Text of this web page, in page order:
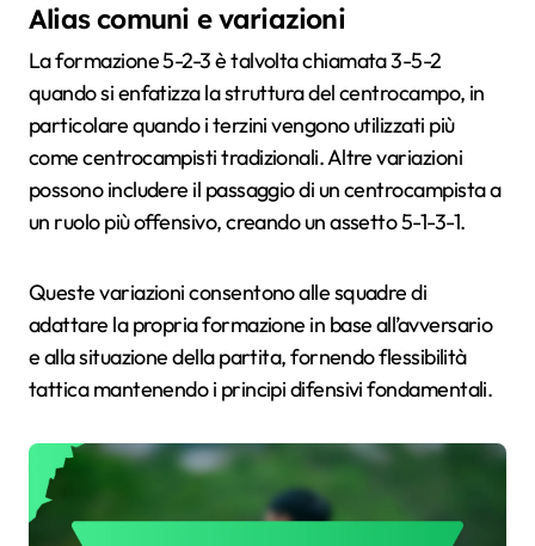
Alias comuni e variazioni
La formazione 5-2-3 è talvolta chiamata 3-5-2
quando si enfatizza la struttura del centrocampo, in
particolare quando i terzini vengono utilizzati più
come centrocampisti tradizionali. Altre variazioni
possono includere il passaggio di un centrocampista a
un ruolo più offensivo, creando un assetto 5-1-3-1.
Queste variazioni consentono alle squadre di
adattare la propria formazione in base all’avversario
e alla situazione della partita, fornendo flessibilità
tattica mantenendo i principi difensivi fondamentali.